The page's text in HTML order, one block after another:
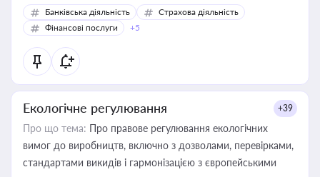
Банківська діяльність
Страхова діяльність
Фінансові послуги
+5
Екологічне регулювання +39
Про що тема: Про правове регулювання екологічних
вимог до виробництв, включно з дозволами, перевірками,
стандартами викидів і гармонізацією з європейськими